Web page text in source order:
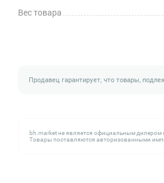
Вес товара
Продавец гарантирует, что товары,
bh.market не является официальным дилером
Товары поставляются авторизованными